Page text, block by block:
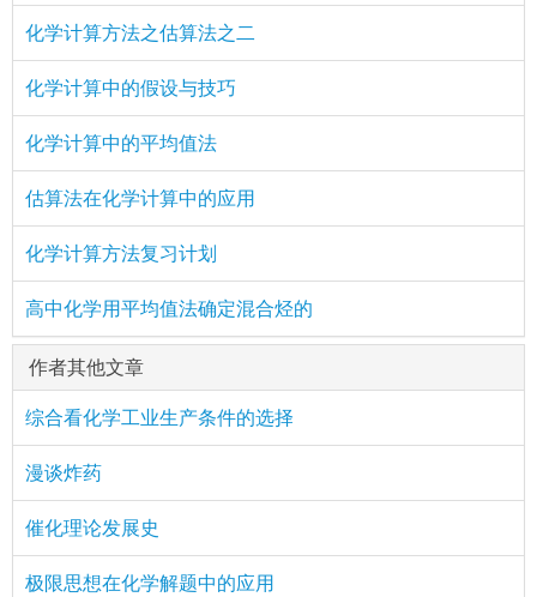
化学计算方法之估算法之二
化学计算中的假设与技巧
化学计算中的平均值法
估算法在化学计算中的应用
化学计算方法复习计划
高中化学用平均值法确定混合烃的
作者其他文章
综合看化学工业生产条件的选择
漫谈炸药
催化理论发展史
极限思想在化学解题中的应用